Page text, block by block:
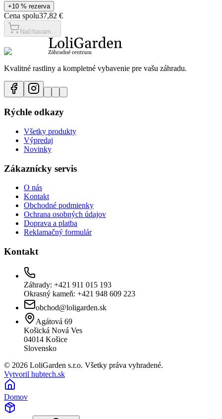
+10 % rezerva
Cena spolu37,82 €
Načítavam...
Kvalitné rastliny a kompletné vybavenie pre vašu záhradu.
Rýchle odkazy
Všetky produkty
Výpredaj
Novinky
Zákaznícky servis
O nás
Kontakt
Obchodné podmienky
Ochrana osobných údajov
Doprava a platba
Reklamačný formulár
Kontakt
Záhrady: +421 911 015 193
Okrasný kameň: +421 948 609 223
obchod@loligarden.sk
Agátová 69
Košická Nová Ves
04014 Košice
Slovensko
© 2026 LoliGarden s.r.o. Všetky práva vyhradené.
Vytvoril hubtech.sk
Domov